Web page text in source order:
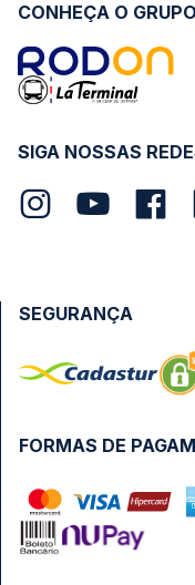
SIGA NOSSAS
CONHEÇA O
FORMAS DE
SEGURANÇA